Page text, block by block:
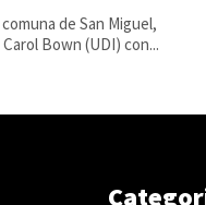
de San Miguel,
Bown (UDI) con...